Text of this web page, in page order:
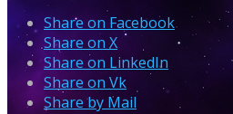
Share on Facebook
Share on X
Share on LinkedIn
Share on Vk
Share by Mail